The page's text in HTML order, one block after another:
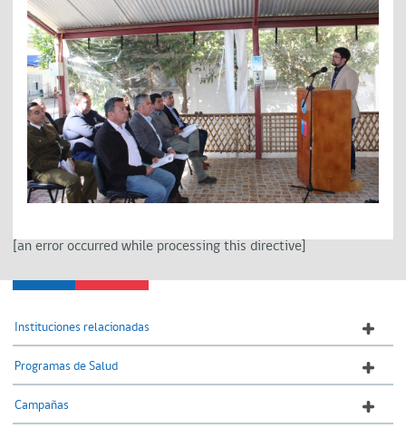
[an error occurred while processing this directive]
Instituciones relacionadas
Programas de Salud
Campañas